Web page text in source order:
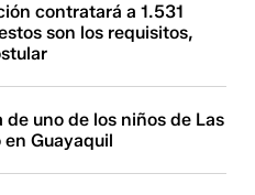
contratará a 1.531
son los requisitos,
uno de los niños de Las
Guayaquil